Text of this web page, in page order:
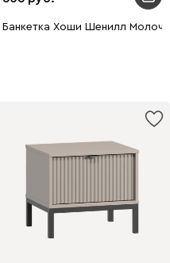
Банкетка Хоши Шенилл